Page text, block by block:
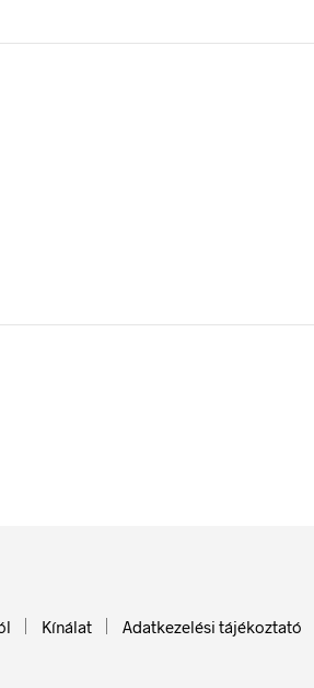
Kínálat Adatkezelési tájékoztató